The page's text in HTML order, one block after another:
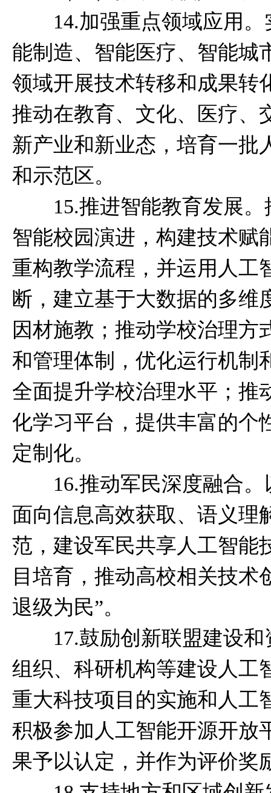
14.加强重点领域应用。
能制造、智能医疗、智能城
领域开展技术转移和成果转
推动在教育、文化、医疗、
新产业和新业态，培育一批
和示范区。
15.推进智能教育发展。
智能校园演进，构建技术赋
重构教学流程，并运用人工
断，建立基于大数据的多维
因材施教；推动学校治理方
和管理体制，优化运行机制
全面提升学校治理水平；推
化学习平台，提供丰富的个
定制化。
16.推动军民深度融合。
面向信息高效获取、语义理
范，建设军民共享人工智能
目培育，推动高校相关技术
退级为民”。
17.鼓励创新联盟建设和
组织、科研机构等建设人工
重大科技项目的实施和人工
积极参加人工智能开源开放
果予以认定，并作为评价奖